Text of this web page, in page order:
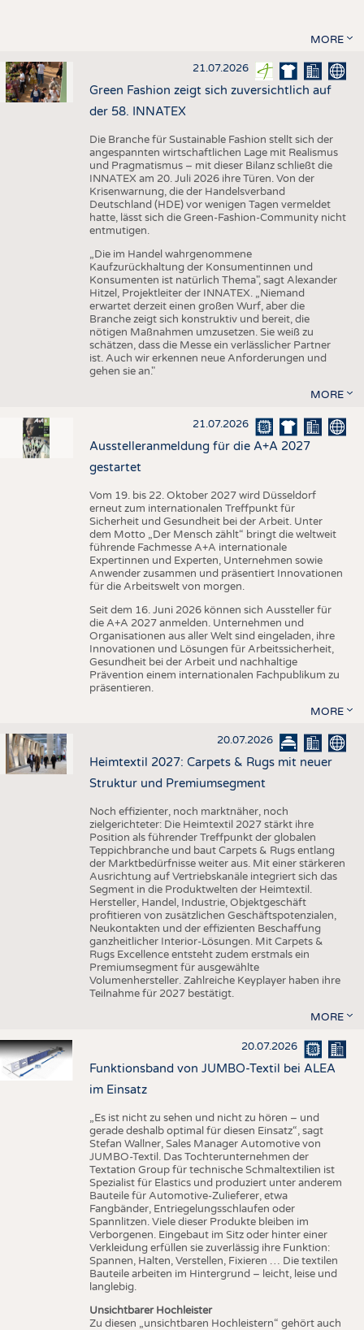
MORE
21.07.2026
Green Fashion zeigt sich zuversichtlich auf
der 58. INNATEX
Die Branche für Sustainable Fashion stellt sich der
angespannten wirtschaftlichen Lage mit Realismus
und Pragmatismus – mit dieser Bilanz schließt die
INNATEX am 20. Juli 2026 ihre Türen. Von der
Krisenwarnung, die der Handelsverband
Deutschland (HDE) vor wenigen Tagen vermeldet
hatte, lässt sich die Green-Fashion-Community nicht
entmutigen.
„Die im Handel wahrgenommene
Kaufzurückhaltung der Konsumentinnen und
Konsumenten ist natürlich Thema", sagt Alexander
Hitzel, Projektleiter der INNATEX. „Niemand
erwartet derzeit einen großen Wurf, aber die
Branche zeigt sich konstruktiv und bereit, die
nötigen Maßnahmen umzusetzen. Sie weiß zu
schätzen, dass die Messe ein verlässlicher Partner
ist. Auch wir erkennen neue Anforderungen und
gehen sie an."
MORE
21.07.2026
Ausstelleranmeldung für die A+A 2027
gestartet
Vom 19. bis 22. Oktober 2027 wird Düsseldorf
erneut zum internationalen Treffpunkt für
Sicherheit und Gesundheit bei der Arbeit. Unter
dem Motto „Der Mensch zählt“ bringt die weltweit
führende Fachmesse A+A internationale
Expertinnen und Experten, Unternehmen sowie
Anwender zusammen und präsentiert Innovationen
für die Arbeitswelt von morgen.
Seit dem 16. Juni 2026 können sich Aussteller für
die A+A 2027 anmelden. Unternehmen und
Organisationen aus aller Welt sind eingeladen, ihre
Innovationen und Lösungen für Arbeitssicherheit,
Gesundheit bei der Arbeit und nachhaltige
Prävention einem internationalen Fachpublikum zu
präsentieren.
MORE
20.07.2026
Heimtextil 2027: Carpets & Rugs mit neuer
Struktur und Premiumsegment
Noch effizienter, noch marktnäher, noch
zielgerichteter: Die Heimtextil 2027 stärkt ihre
Position als führender Treffpunkt der globalen
Teppichbranche und baut Carpets & Rugs entlang
der Marktbedürfnisse weiter aus. Mit einer stärkeren
Ausrichtung auf Vertriebskanäle integriert sich das
Segment in die Produktwelten der Heimtextil.
Hersteller, Handel, Industrie, Objektgeschäft
profitieren von zusätzlichen Geschäftspotenzialen,
Neukontakten und der effizienten Beschaffung
ganzheitlicher Interior-Lösungen. Mit Carpets &
Rugs Excellence entsteht zudem erstmals ein
Premiumsegment für ausgewählte
Volumenhersteller. Zahlreiche Keyplayer haben ihre
Teilnahme für 2027 bestätigt.
MORE
20.07.2026
Funktionsband von JUMBO-Textil bei ALEA
im Einsatz
„Es ist nicht zu sehen und nicht zu hören – und
gerade deshalb optimal für diesen Einsatz“, sagt
Stefan Wallner, Sales Manager Automotive von
JUMBO-Textil. Das Tochterunternehmen der
Textation Group für technische Schmaltextilien ist
Spezialist für Elastics und produziert unter anderem
Bauteile für Automotive-Zulieferer, etwa
Fangbänder, Entriegelungsschlaufen oder
Spannlitzen. Viele dieser Produkte bleiben im
Verborgenen. Eingebaut im Sitz oder hinter einer
Verkleidung erfüllen sie zuverlässig ihre Funktion:
Spannen, Halten, Verstellen, Fixieren … Die textilen
Bauteile arbeiten im Hintergrund – leicht, leise und
langlebig.
Unsichtbarer Hochleister
Zu diesen „unsichtbaren Hochleistern“ gehört auch